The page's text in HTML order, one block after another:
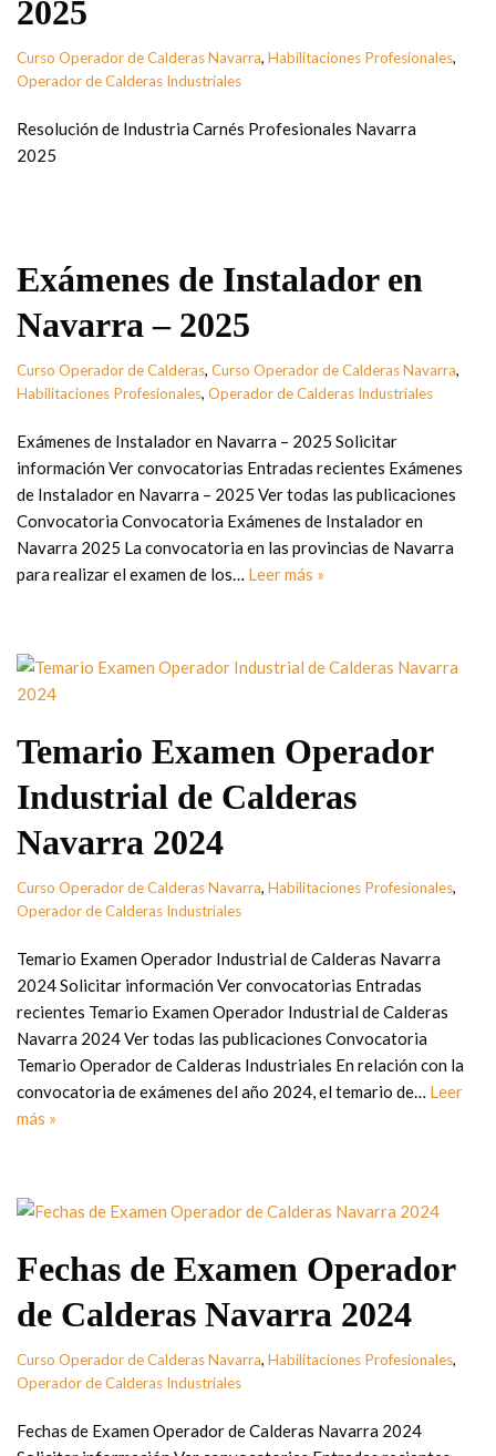
2025
Curso Operador de Calderas Navarra, Habilitaciones Profesionales,
Operador de Calderas Industriales
Resolución de Industria Carnés Profesionales Navarra
2025
Exámenes de Instalador en
Navarra – 2025
Curso Operador de Calderas, Curso Operador de Calderas Navarra,
Habilitaciones Profesionales, Operador de Calderas Industriales
Exámenes de Instalador en Navarra – 2025 Solicitar
información Ver convocatorias Entradas recientes Exámenes
de Instalador en Navarra – 2025 Ver todas las publicaciones
Convocatoria Convocatoria Exámenes de Instalador en
Navarra 2025 La convocatoria en las provincias de Navarra
para realizar el examen de los… Leer más »
Temario Examen Operador
Industrial de Calderas
Navarra 2024
Curso Operador de Calderas Navarra, Habilitaciones Profesionales,
Operador de Calderas Industriales
Temario Examen Operador Industrial de Calderas Navarra
2024 Solicitar información Ver convocatorias Entradas
recientes Temario Examen Operador Industrial de Calderas
Navarra 2024 Ver todas las publicaciones Convocatoria
Temario Operador de Calderas Industriales En relación con la
convocatoria de exámenes del año 2024, el temario de… Leer
más »
Fechas de Examen Operador
de Calderas Navarra 2024
Curso Operador de Calderas Navarra, Habilitaciones Profesionales,
Operador de Calderas Industriales
Fechas de Examen Operador de Calderas Navarra 2024